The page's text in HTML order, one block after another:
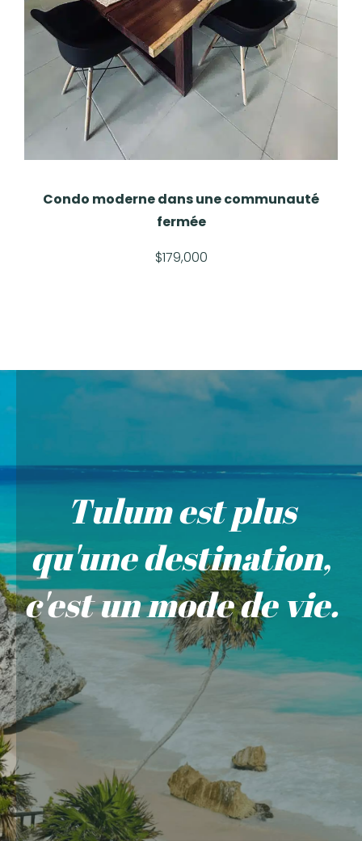
Condo moderne dans une communauté
fermée
$179,000
Tulum est plus
qu'une destination,
c'est un mode de vie.